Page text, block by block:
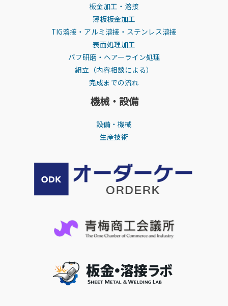
板金加工・溶接
薄板板金加工
TIG溶接・アルミ溶接・ステンレス溶接
表面処理加工
バフ研磨・ヘアーライン処理
組立（内容相談による）
完成までの流れ
機械・設備
設備・機械
生産技術